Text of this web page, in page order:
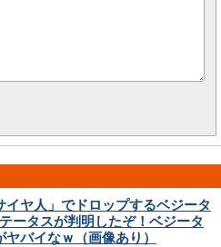
イヤ人」でドロップするベジータ
ータスが判明したぞ！ベジータ
バイなｗ（画像あり）